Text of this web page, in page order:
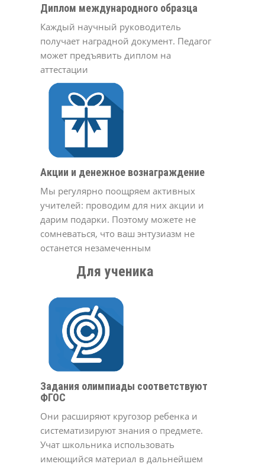
Диплом международного образца
Каждый научный руководитель
получает наградной документ. Педагог
может предъявить диплом на
аттестации
Акции и денежное вознаграждение
Мы регулярно поощряем активных
учителей: проводим для них акции и
дарим подарки. Поэтому можете не
сомневаться, что ваш энтузиазм не
останется незамеченным
Для ученика
Задания олимпиады соответствуют
ФГОС
Они расширяют кругозор ребенка и
систематизируют знания о предмете.
Учат школьника использовать
имеющийся материал в дальнейшем